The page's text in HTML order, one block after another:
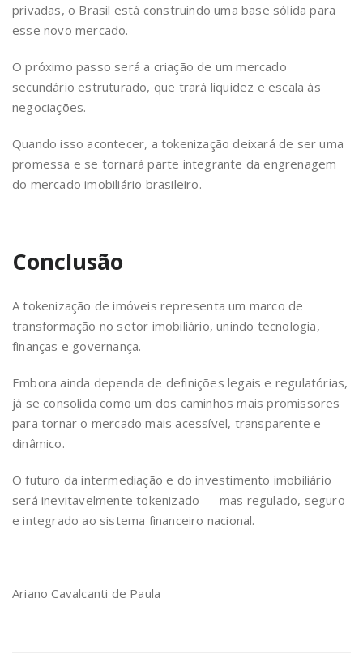
privadas, o Brasil está construindo uma base sólida para
esse novo mercado.
O próximo passo será a criação de um mercado
secundário estruturado, que trará liquidez e escala às
negociações.
Quando isso acontecer, a tokenização deixará de ser uma
promessa e se tornará parte integrante da engrenagem
do mercado imobiliário brasileiro.
Conclusão
A tokenização de imóveis representa um marco de
transformação no setor imobiliário, unindo tecnologia,
finanças e governança.
Embora ainda dependa de definições legais e regulatórias,
já se consolida como um dos caminhos mais promissores
para tornar o mercado mais acessível, transparente e
dinâmico.
O futuro da intermediação e do investimento imobiliário
será inevitavelmente tokenizado — mas regulado, seguro
e integrado ao sistema financeiro nacional.
Ariano Cavalcanti de Paula